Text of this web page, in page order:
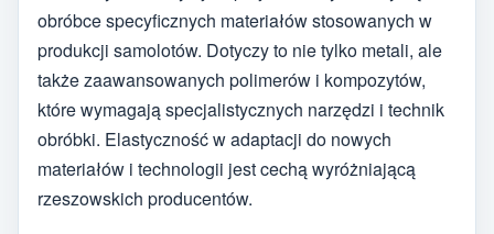
obróbce specyficznych materiałów stosowanych w
produkcji samolotów. Dotyczy to nie tylko metali, ale
także zaawansowanych polimerów i kompozytów,
które wymagają specjalistycznych narzędzi i technik
obróbki. Elastyczność w adaptacji do nowych
materiałów i technologii jest cechą wyróżniającą
rzeszowskich producentów.